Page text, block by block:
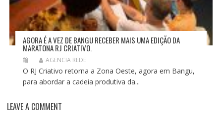
AGORA É A VEZ DE BANGU RECEBER MAIS UMA EDIÇÃO DA
MARATONA RJ CRIATIVO.
AGENCIA REDE
O RJ Criativo retorna a Zona Oeste, agora em Bangu,
para abordar a cadeia produtiva da...
LEAVE A COMMENT